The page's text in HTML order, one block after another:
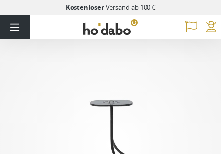
KostenloserVersand ab 100 €